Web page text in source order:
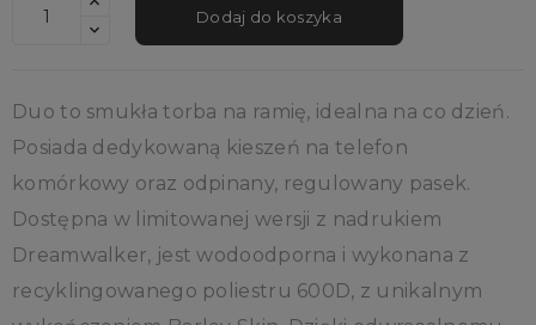
Dodaj do koszyka
Duo to smukła torba na ramię, idealna na co dzień.
Posiada dedykowaną kieszeń na telefon
komórkowy oraz odpinany, regulowany pasek.
Dostępna w limitowanej wersji z nadrukiem
Dreamwalker, jest wodoodporna i wykonana z
recyklingowanego poliestru 600D, z unikalnym